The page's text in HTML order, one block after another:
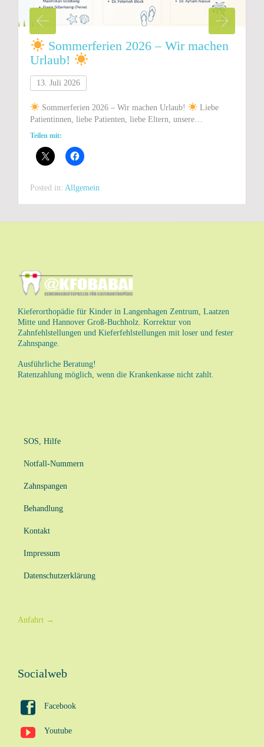
Sommerferien 2026 – Wir machen
Urlaub!
13. Juli 2026
Sommerferien 2026 – Wir machen Urlaub!
Liebe
Patientinnen, liebe Patienten, liebe Eltern, unsere…
Teilen mit:
Posted in: Allgemein
Kieferorthopädie für Kinder in Langenhagen Zentrum, Laatzen
Mitte und Hannover Groß-Buchholz. Korrektur von
Zahnfehlstellungen und Kieferfehlstellungen mit loser und fester
Zahnspange.
Ausführliche Beratung!
Ratenzahlung möglich, wenn die Krankenkasse nicht zahlt.
SOS, Hilfe
Notfall-Nummern
Zahnspangen
Behandlung
Kontakt
Impressum
Datenschutzerklärung
Anfahrt →
Socialweb
 Facebook
 Youtube